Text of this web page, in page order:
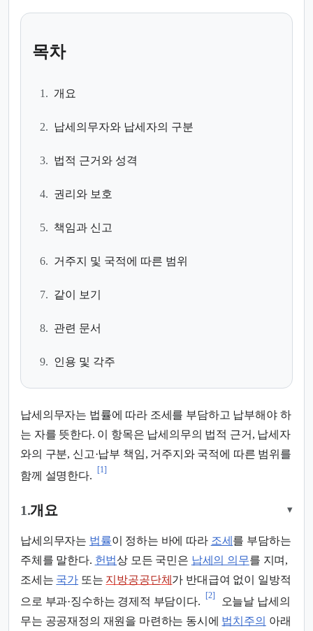
목차
1. 개요
2. 납세의무자와 납세자의 구분
3. 법적 근거와 성격
4. 권리와 보호
5. 책임과 신고
6. 거주지 및 국적에 따른 범위
7. 같이 보기
8. 관련 문서
9. 인용 및 각주
납세의무자는 법률에 따라 조세를 부담하고 납부해야 하
는 자를 뜻한다. 이 항목은 납세의무의 법적 근거, 납세자
와의 구분, 신고·납부 책임, 거주지와 국적에 따른 범위를
함께 설명한다.
[1]
1.개요 ▾
납세의무자는 법률이 정하는 바에 따라 조세 를 부담하는
주체를 말한다. 헌법상 모든 국민은 납세의 의무를 지며,
조세는 국가 또는 지방공공단체 가 반대급여 없이 일방적
으로 부과·징수하는 경제적 부담이다.
[2]
오늘날 납세의
무는 공공재정의 재원을 마련하는 동시에 법치주의 아래